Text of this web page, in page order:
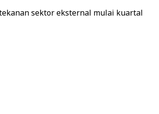
sektor eksternal mulai kuartal